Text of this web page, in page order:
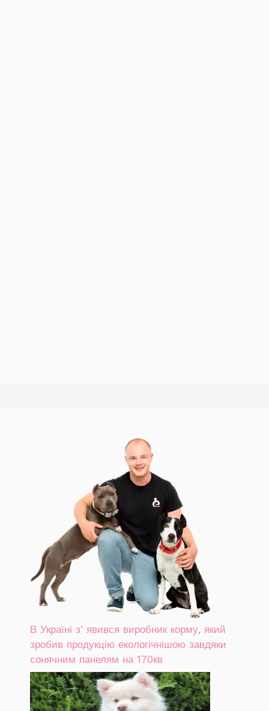
В Україні зʼявився виробник корму, який
зробив продукцію екологічнішою завдяки
сонячним панелям на 170кв